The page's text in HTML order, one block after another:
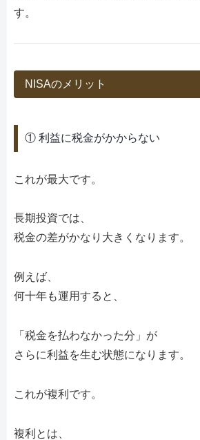
す。
NISAのメリット
① 利益に税金がかからない
これが最大です。
長期投資では、
税金の差がかなり大きくなります。
例えば、
何十年も運用すると、
「税金を払わなかった分」が
さらに利益を生む状態になります。
これが複利です。
複利とは、